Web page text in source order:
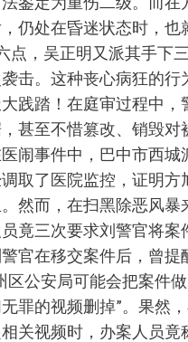
仍处在昏迷状态时，也
点，吴正明又派其手下
击。这种丧心病狂的行
大践踏！在庭审过程中，
甚至不惜篡改、销毁对
闹事件中，巴中市西城
取了医院监控，证明方
然而，在扫黑除恶风暴
竟三次要求刘警官将案
官在移交案件后，曾提
区公安局可能会把案件
罪的视频删掉”。果然
关视频时，办案人员竟